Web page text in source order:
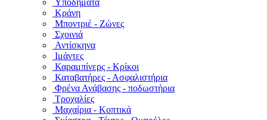
Υποδήματα
Κράνη
Μποντριέ - Ζώνες
Σχοινιά
Αντίσκηνα
Ιμάντες
Καραμπίνερς - Κρίκοι
Καταβατήρες - Ασφαλιστήρια
Φρένα Ανάβασης - ποδωστήρια
Τροχαλίες
Μαχαίρια - Κοπτικά